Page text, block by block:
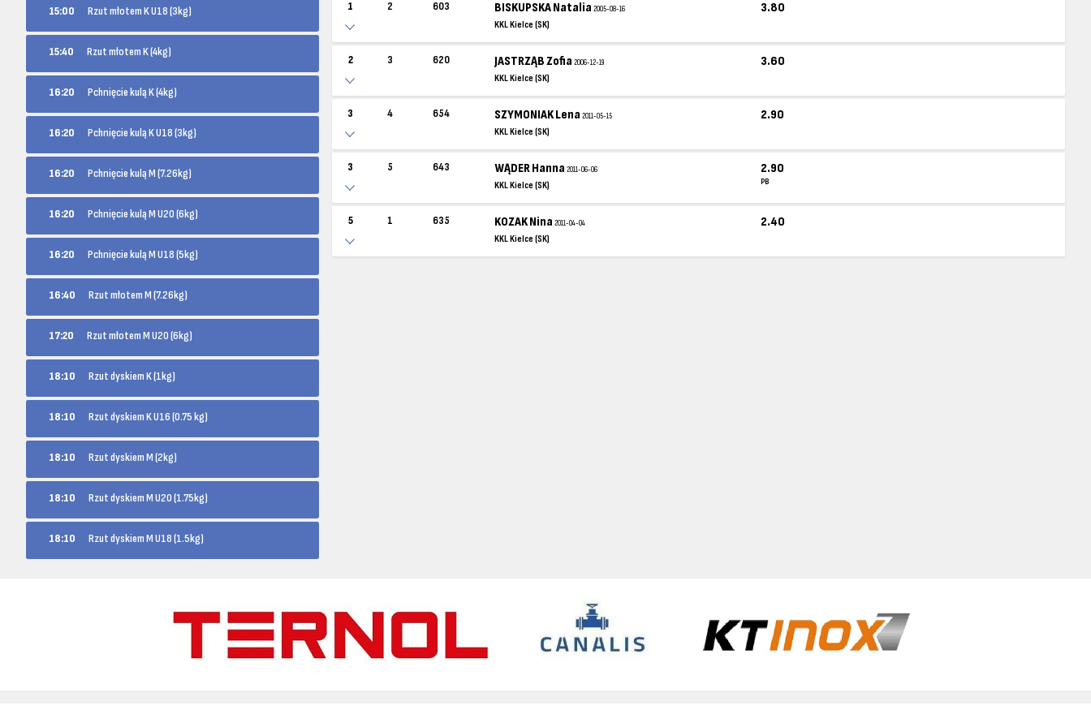
15:00 Rzut młotem K U18 (3kg)
15:40 Rzut młotem K (4kg)
16:20 Pchnięcie kulą K (4kg)
16:20 Pchnięcie kulą K U18 (3kg)
16:20 Pchnięcie kulą M (7.26kg)
16:20 Pchnięcie kulą M U20 (6kg)
16:20 Pchnięcie kulą M U18 (5kg)
16:40 Rzut młotem M (7.26kg)
17:20 Rzut młotem M U20 (6kg)
18:10 Rzut dyskiem K (1kg)
18:10 Rzut dyskiem K U16 (0.75 kg)
18:10 Rzut dyskiem M (2kg)
18:10 Rzut dyskiem M U20 (1.75kg)
18:10 Rzut dyskiem M U18 (1.5kg)
1 2 603 BISKUPSKA Natalia2005-08-16
KKL Kielce (SK)
3.80
2 3 620 JASTRZĄB Zofia2006-12-19
KKL Kielce (SK)
3.60
3 4 654 SZYMONIAK Lena2011-05-15
KKL Kielce (SK)
2.90
3 5 643 WĄDER Hanna2011-06-06
KKL Kielce (SK)
2.90
PB
5 1 635 KOZAK Nina2011-04-04
KKL Kielce (SK)
2.40